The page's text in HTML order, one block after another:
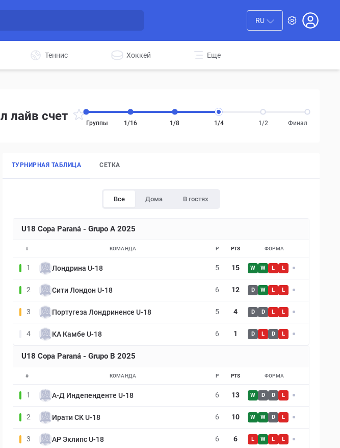
RU
Теннис Хоккей Еще
лайв счет Группы 1/16 1/8 1/4 1/2 Финал
ТУРНИРНАЯ ТАБЛИЦА СЕТКА
Все Дома В гостях
U18 Copa Paraná - Grupo A 2025
# КОМАНДА P PTS ФОРМА
1 Лондрина U-18 5 15 W W L L
2 Сити Лондон U-18 6 12 D W L L
3 Португеза Лондриненсе U-18 5 4 D D L L
4 КА Камбе U-18 6 1 D L D L
U18 Copa Paraná - Grupo B 2025
# КОМАНДА P PTS ФОРМА
1 А-Д Индепенденте U-18 6 13 W D D L
2 Ирати СК U-18 6 10 W W D L
3 АР Эклипс U-18 6 6 L W L L